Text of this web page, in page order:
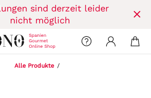
sind derzeit leider
nicht möglich
Alle Produkte